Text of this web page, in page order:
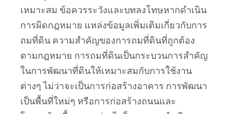
เหมาะสม ข้อควรระวังและบทลงโทษหากดำเนิน
การผิดกฎหมาย แหล่งข้อมูลเพิ่มเติมเกี่ยวกับการ
ถมที่ดิน ความสำคัญของการถมที่ดินที่ถูกต้อง
ตามกฎหมาย การถมที่ดินเป็นกระบวนการสำคัญ
ในการพัฒนาที่ดินให้เหมาะสมกับการใช้งาน
ต่างๆ ไม่ว่าจะเป็นการก่อสร้างอาคาร การพัฒนา
เป็นพื้นที่ใหม่ๆ หรือการก่อสร้างถนนและ